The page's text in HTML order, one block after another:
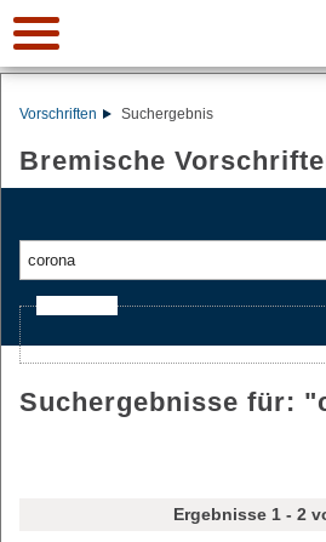
Vorschriften Suchergebnis
Bremische
Suchergebnisse für: "
Ergebnisse 1 - 2